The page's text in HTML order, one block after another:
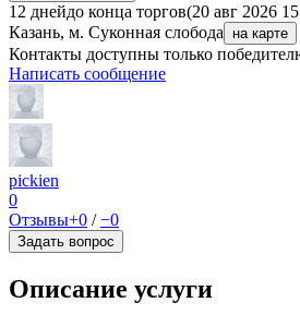
12 днейдо конца торгов(20 авг 2026
Казань, м. Суконная слобода
на карте
Контакты доступны только
Написать сообщение
pickien
0
Отзывы+0 /−0
Задать вопрос
Описание услуги